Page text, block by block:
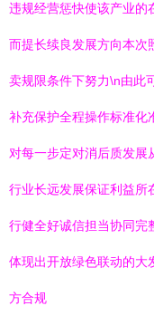
违规经营惩快使该产业的
而提长续良发展方向本次
卖规限条件下努力\n由此
补充保护全程操作标准化
对每一步定对消后质发展
行业长远发展保证利益所
行健全好诚信担当协同完
体现出开放绿色联动的大
方合规